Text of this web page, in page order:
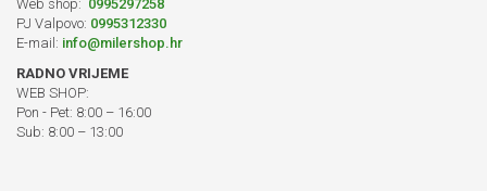
Web shop: 0995297258
PJ Valpovo: 0995312330
E-mail: info@milershop.hr
RADNO VRIJEME
WEB SHOP:
Pon - Pet: 8:00 – 16:00
Sub: 8:00 – 13:00